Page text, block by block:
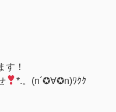
す！
*.。(n´✪∀✪n)ﾜｸｸ